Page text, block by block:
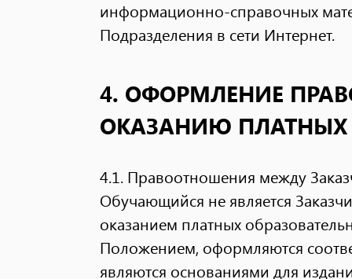
информационно-справочных
Подразделения в сети Интернет.
4. ОФОРМЛЕНИЕ
ОКАЗАНИЮ ПЛАТНЫХ
4.1. Правоотношения между
Обучающийся не является
оказанием платных
Положением, оформляются
являются основаниями для